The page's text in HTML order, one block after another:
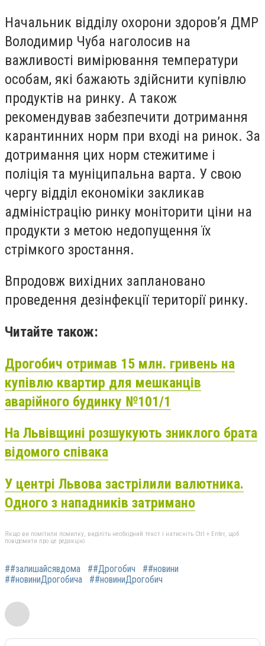
Начальник відділу охорони здоров’я ДМР
Володимир Чуба наголосив на
важливості вимірювання температури
особам, які бажають здійснити купівлю
продуктів на ринку. А також
рекомендував забезпечити дотримання
карантинних норм при вході на ринок. За
дотримання цих норм стежитиме і
поліція та муніципальна варта. У свою
чергу відділ економіки закликав
адміністрацію ринку моніторити ціни на
продукти з метою недопущення їх
стрімкого зростання.
Впродовж вихідних заплановано
проведення дезінфекції території ринку.
Читайте також:
Дрогобич отримав 15 млн. гривень на
купівлю квартир для мешканців
аварійного будинку №101/1
На Львівщині розшукують зниклого брата
відомого співака
У центрі Львова застрілили валютника.
Одного з нападників затримано
Якщо ви помітили помилку, виділіть необхідний текст і натисніть Ctrl + Enter, щоб
повідомити про це редакцію
##залишайсявдома ##Дрогобич
##новини
##новиниДрогобича
##новиниДрогобич